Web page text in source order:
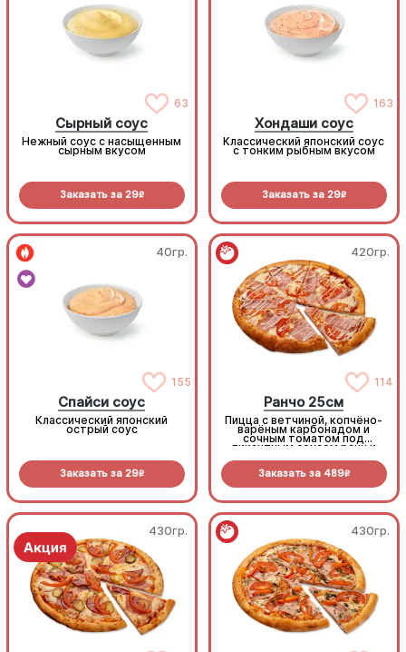
63
Сырный соус
Нежный соус с насыщенным
сырным вкусом
Заказать за 29R
163
Хондаши соус
Классический японский соус
с тонким рыбным вкусом
Заказать за 29R
40гр.
155
Спайси соус
Классический японский
острый соус
Заказать за 29R
420гр.
114
Ранчо 25см
Пицца с ветчиной, копчёно-
варёным карбонадом и
сочным томатом под
пикантным соусом ранч и
Заказать за 489R
430гр. 430гр.